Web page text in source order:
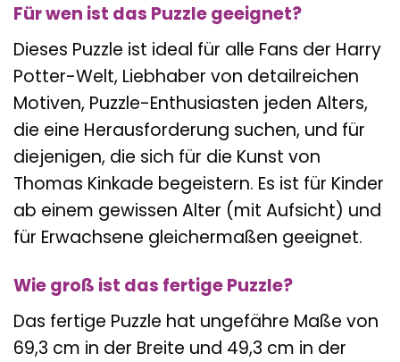
Für wen ist das Puzzle geeignet?
Dieses Puzzle ist ideal für alle Fans der Harry
Potter-Welt, Liebhaber von detailreichen
Motiven, Puzzle-Enthusiasten jeden Alters,
die eine Herausforderung suchen, und für
diejenigen, die sich für die Kunst von
Thomas Kinkade begeistern. Es ist für Kinder
ab einem gewissen Alter (mit Aufsicht) und
für Erwachsene gleichermaßen geeignet.
Wie groß ist das fertige Puzzle?
Das fertige Puzzle hat ungefähre Maße von
69,3 cm in der Breite und 49,3 cm in der